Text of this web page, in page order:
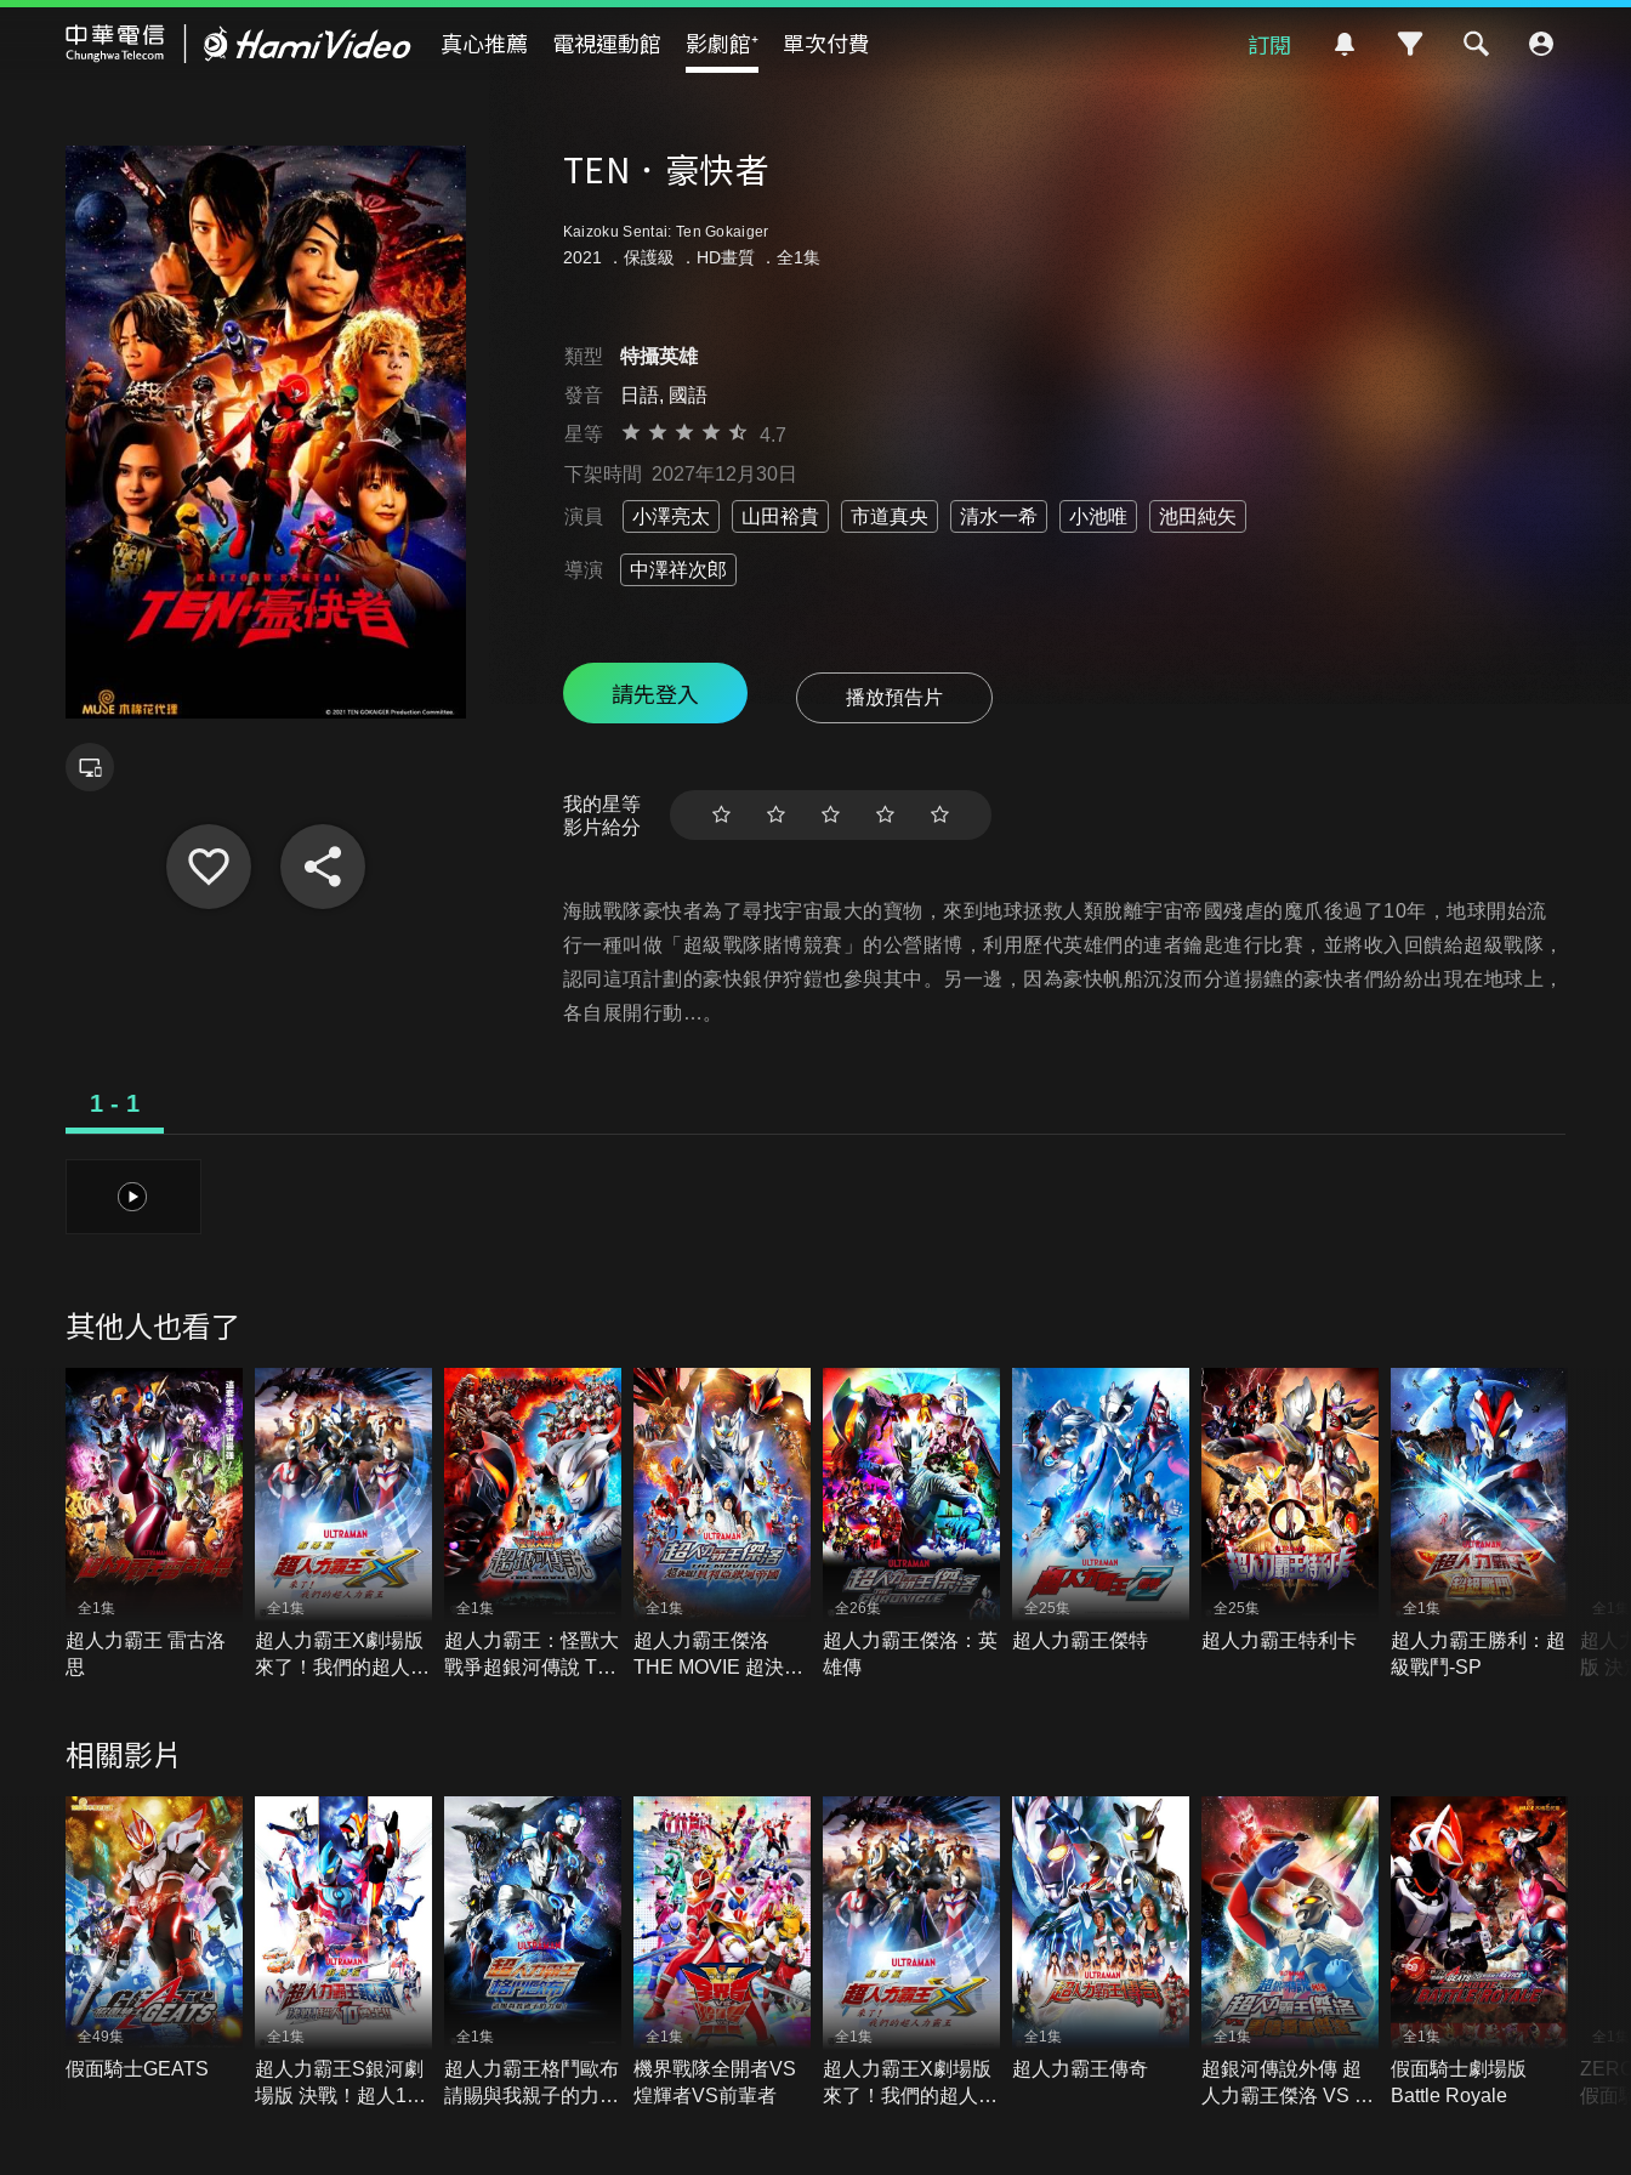
真心推薦 電視運動館 影劇館⁺ 單次付費 訂閱
TEN．豪快者
Kaizoku Sentai: Ten Gokaiger
2021 ． 保護級 ．HD畫質 ．全1集
類型
特攝英雄
發音
日語, 國語
星等
4.7
下架時間 2027年12月30日
演員 小澤亮太 山田裕貴 市道真央 清水一希 小池唯 池田純矢
導演 中澤祥次郎
請先登入 播放預告片
我的星等
影片給分
海賊戰隊豪快者為了尋找宇宙最大的寶物，來到地球拯救人類脫離宇宙帝國殘虐的魔爪後過了10年，地球開始流
行一種叫做「超級戰隊賭博競賽」的公營賭博，利用歷代英雄們的連者鑰匙進行比賽，並將收入回饋給超級戰隊，
認同這項計劃的豪快銀伊狩鎧也參與其中。另一邊，因為豪快帆船沉沒而分道揚鑣的豪快者們紛紛出現在地球上，
各自展開行動…。
1 - 1
1
其他人也看了
全1集
超人力霸王 雷古洛
思
全1集
超人力霸王X劇場版
來了！我們的超人力
全1集
超人力霸王：怪獸大
戰爭超銀河傳說 The
全1集
超人力霸王傑洛
THE MOVIE 超決
全26集
超人力霸王傑洛：英
雄傳
全25集
超人力霸王傑特
全25集
超人力霸王特利卡
全1集
超人力霸王勝利：超
級戰鬥-SP
全1集
超人
版 決
相關影片
全49集
假面騎士GEATS
全1集
超人力霸王S銀河劇
場版 決戰！超人10
全1集
超人力霸王格鬥歐布
請賜與我親子的力
全1集
機界戰隊全開者VS
煌輝者VS前輩者
全1集
超人力霸王X劇場版
來了！我們的超人力
全1集
超人力霸王傳奇
全1集
超銀河傳說外傳 超
人力霸王傑洛 VS 黑
全1集
假面騎士劇場版
Battle Royale
全1集
假面